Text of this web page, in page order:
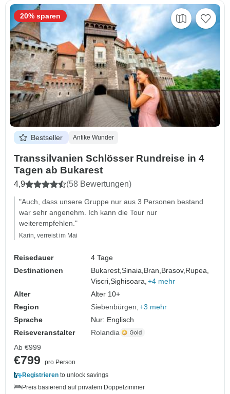
Bestseller Antike Wunder
Transsilvanien Schlösser Rundreise in 4
Tagen ab Bukarest
4,9 (58 Bewertungen)
"Auch, dass unsere Gruppe nur aus 3 Personen bestand
war sehr angenehm. Ich kann die Tour nur
weiterempfehlen."
Karin, verreist im Mai
Reisedauer
4 Tage
Destinationen
Bukarest,Sinaia, Bran, Brasov, Rupea,
Viscri,Sighisoara, +4 mehr
Alter
Alter 10+
Region
Siebenbürgen +3 mehr
Sprache
Nur: Englisch
Reiseveranstalter
Rolandia
20% sparen
Ab €999
€799
pro Person
Registrieren to unlock savings
Preis basierend auf privatem Doppelzimmer